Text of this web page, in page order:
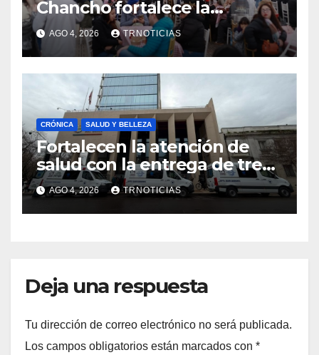
Chancho fortalece la
economía local con positivo
impacto en la hotelería y el
emprendimiento
AGO 4, 2026 TRNOTICIAS
CRÓNICA SALUD Y BELLEZA
Fortalecen la atención de
salud con la entrega de tres
nuevas ambulancias para
Cauquenes y Sagrada Familia
AGO 4, 2026 TRNOTICIAS
Deja una respuesta
Tu dirección de correo electrónico no será publicada.
Los campos obligatorios están marcados con *